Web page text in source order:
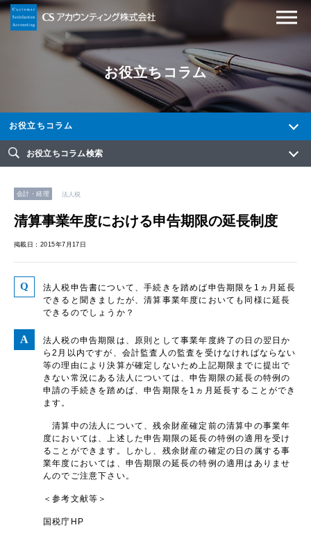
お役立ちコラム
お役立ちコラム
お役立ちコラム検索
会計・経理 法人税
清算事業年度における申告期限の延長制度
掲載日：2015年7月17日
法人税申告書について、手続きを踏めば申告期限を1ヵ月延長
できると聞きましたが、清算事業年度においても同様に延長
できるのでしょうか？
法人税の申告期限は、原則として事業年度終了の日の翌日か
ら2月以内ですが、会計監査人の監査を受けなければならない
等の理由により決算が確定しないため上記期限までに提出で
きない常況にある法人については、申告期限の延長の特例の
申請の手続きを踏めば、申告期限を1ヵ月延長することができ
ます。
清算中の法人について、残余財産確定前の清算中の事業年
度においては、上述した申告期限の延長の特例の適用を受け
ることができます。しかし、残余財産の確定の日の属する事
業年度においては、申告期限の延長の特例の適用はありませ
んのでご注意下さい。
＜参考文献等＞
国税庁HP